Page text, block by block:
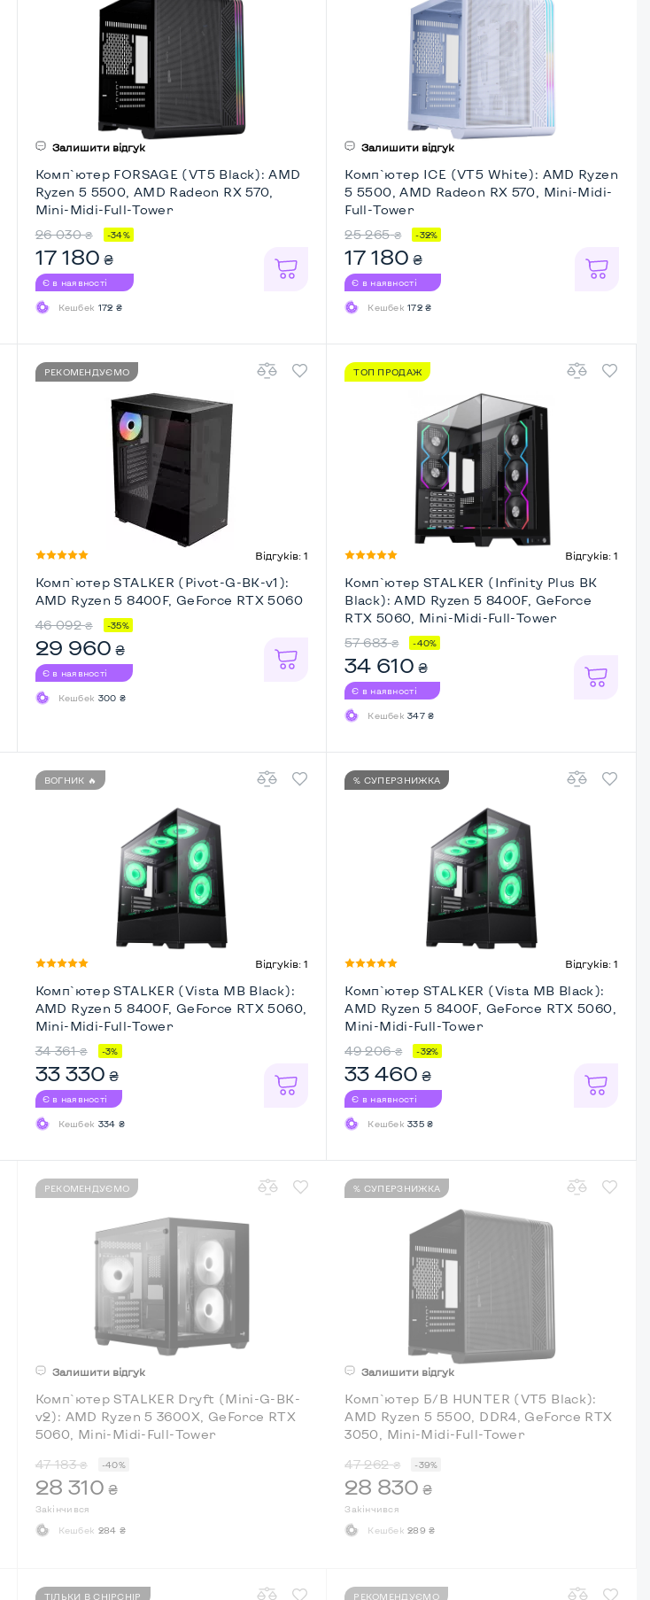
Залишити відгук
Комп`ютер FORSAGE (VT5 Black): AMD
Ryzen 5 5500, AMD Radeon RX 570,
Mini-Midi-Full-Tower
26 030 ₴ -34%
17 180 ₴
Є в наявності
Кешбек 172 ₴
Залишити відгук
Комп`ютер ICE (VT5 White): AMD Ryzen
5 5500, AMD Radeon RX 570, Mini-Midi-
Full-Tower
25 265 ₴ -32%
17 180 ₴
Є в наявності
Кешбек172 ₴
РЕКОМЕНДУЄМО
Відгуків: 1
Комп`ютер STALKER (Pivot-G-BK-v1):
AMD Ryzen 5 8400F, GeForce RTX 5060
46 092 ₴ -35%
29 960 ₴
Є в наявності
Кешбек 300 ₴
ТОП ПРОДАЖ
Відгуків: 1
Комп`ютер STALKER (Infinity Plus BK
Black): AMD Ryzen 5 8400F, GeForce
RTX 5060, Mini-Midi-Full-Tower
57 683 ₴ -40%
34 610 ₴
Є в наявності
Кешбек347 ₴
ВОГНИК 🔥
Відгуків: 1
Комп`ютер STALKER (Vista MB Black):
AMD Ryzen 5 8400F, GeForce RTX 5060,
Mini-Midi-Full-Tower
34 361 ₴ -3%
33 330 ₴
Є в наявності
Кешбек 334 ₴
% СУПЕРЗНИЖКА
Відгуків: 1
Комп`ютер STALKER (Vista MB Black):
AMD Ryzen 5 8400F, GeForce RTX 5060,
Mini-Midi-Full-Tower
49 206 ₴ -32%
33 460 ₴
Є в наявності
Кешбек335 ₴
РЕКОМЕНДУЄМО
Залишити відгук
Комп`ютер STALKER Dryft (Mini-G-BK-
v2): AMD Ryzen 5 3600X, GeForce RTX
5060, Mini-Midi-Full-Tower
47 183 ₴ -40%
28 310 ₴
Закінчився
Кешбек 284 ₴
% СУПЕРЗНИЖКА
Залишити відгук
Комп`ютер Б/В HUNTER (VT5 Black):
AMD Ryzen 5 5500, DDR4, GeForce RTX
3050, Mini-Midi-Full-Tower
47 262 ₴ -39%
28 830 ₴
Закінчився
Кешбек289 ₴
ТІЛЬКИ В CHIPCHIP РЕКОМЕНДУЄМО